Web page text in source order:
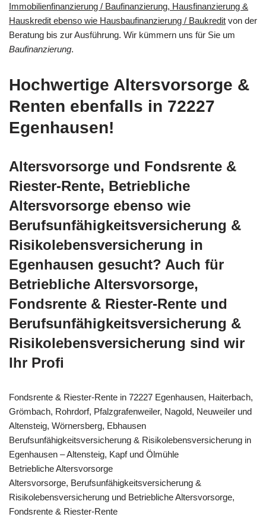
Immobilienfinanzierung / Baufinanzierung, Hausfinanzierung &
Hauskredit ebenso wie Hausbaufinanzierung / Baukredit von der
Beratung bis zur Ausführung. Wir kümmern uns für Sie um
Baufinanzierung.
Hochwertige Altersvorsorge &
Renten ebenfalls in 72227
Egenhausen!
Altersvorsorge und Fondsrente &
Riester-Rente, Betriebliche
Altersvorsorge ebenso wie
Berufsunfähigkeitsversicherung &
Risikolebensversicherung in
Egenhausen gesucht? Auch für
Betriebliche Altersvorsorge,
Fondsrente & Riester-Rente und
Berufsunfähigkeitsversicherung &
Risikolebensversicherung sind wir
Ihr Profi
Fondsrente & Riester-Rente in 72227 Egenhausen, Haiterbach,
Grömbach, Rohrdorf, Pfalzgrafenweiler, Nagold, Neuweiler und
Altensteig, Wörnersberg, Ebhausen
Berufsunfähigkeitsversicherung & Risikolebensversicherung in
Egenhausen – Altensteig, Kapf und Ölmühle
Betriebliche Altersvorsorge
Altersvorsorge, Berufsunfähigkeitsversicherung &
Risikolebensversicherung und Betriebliche Altersvorsorge,
Fondsrente & Riester-Rente